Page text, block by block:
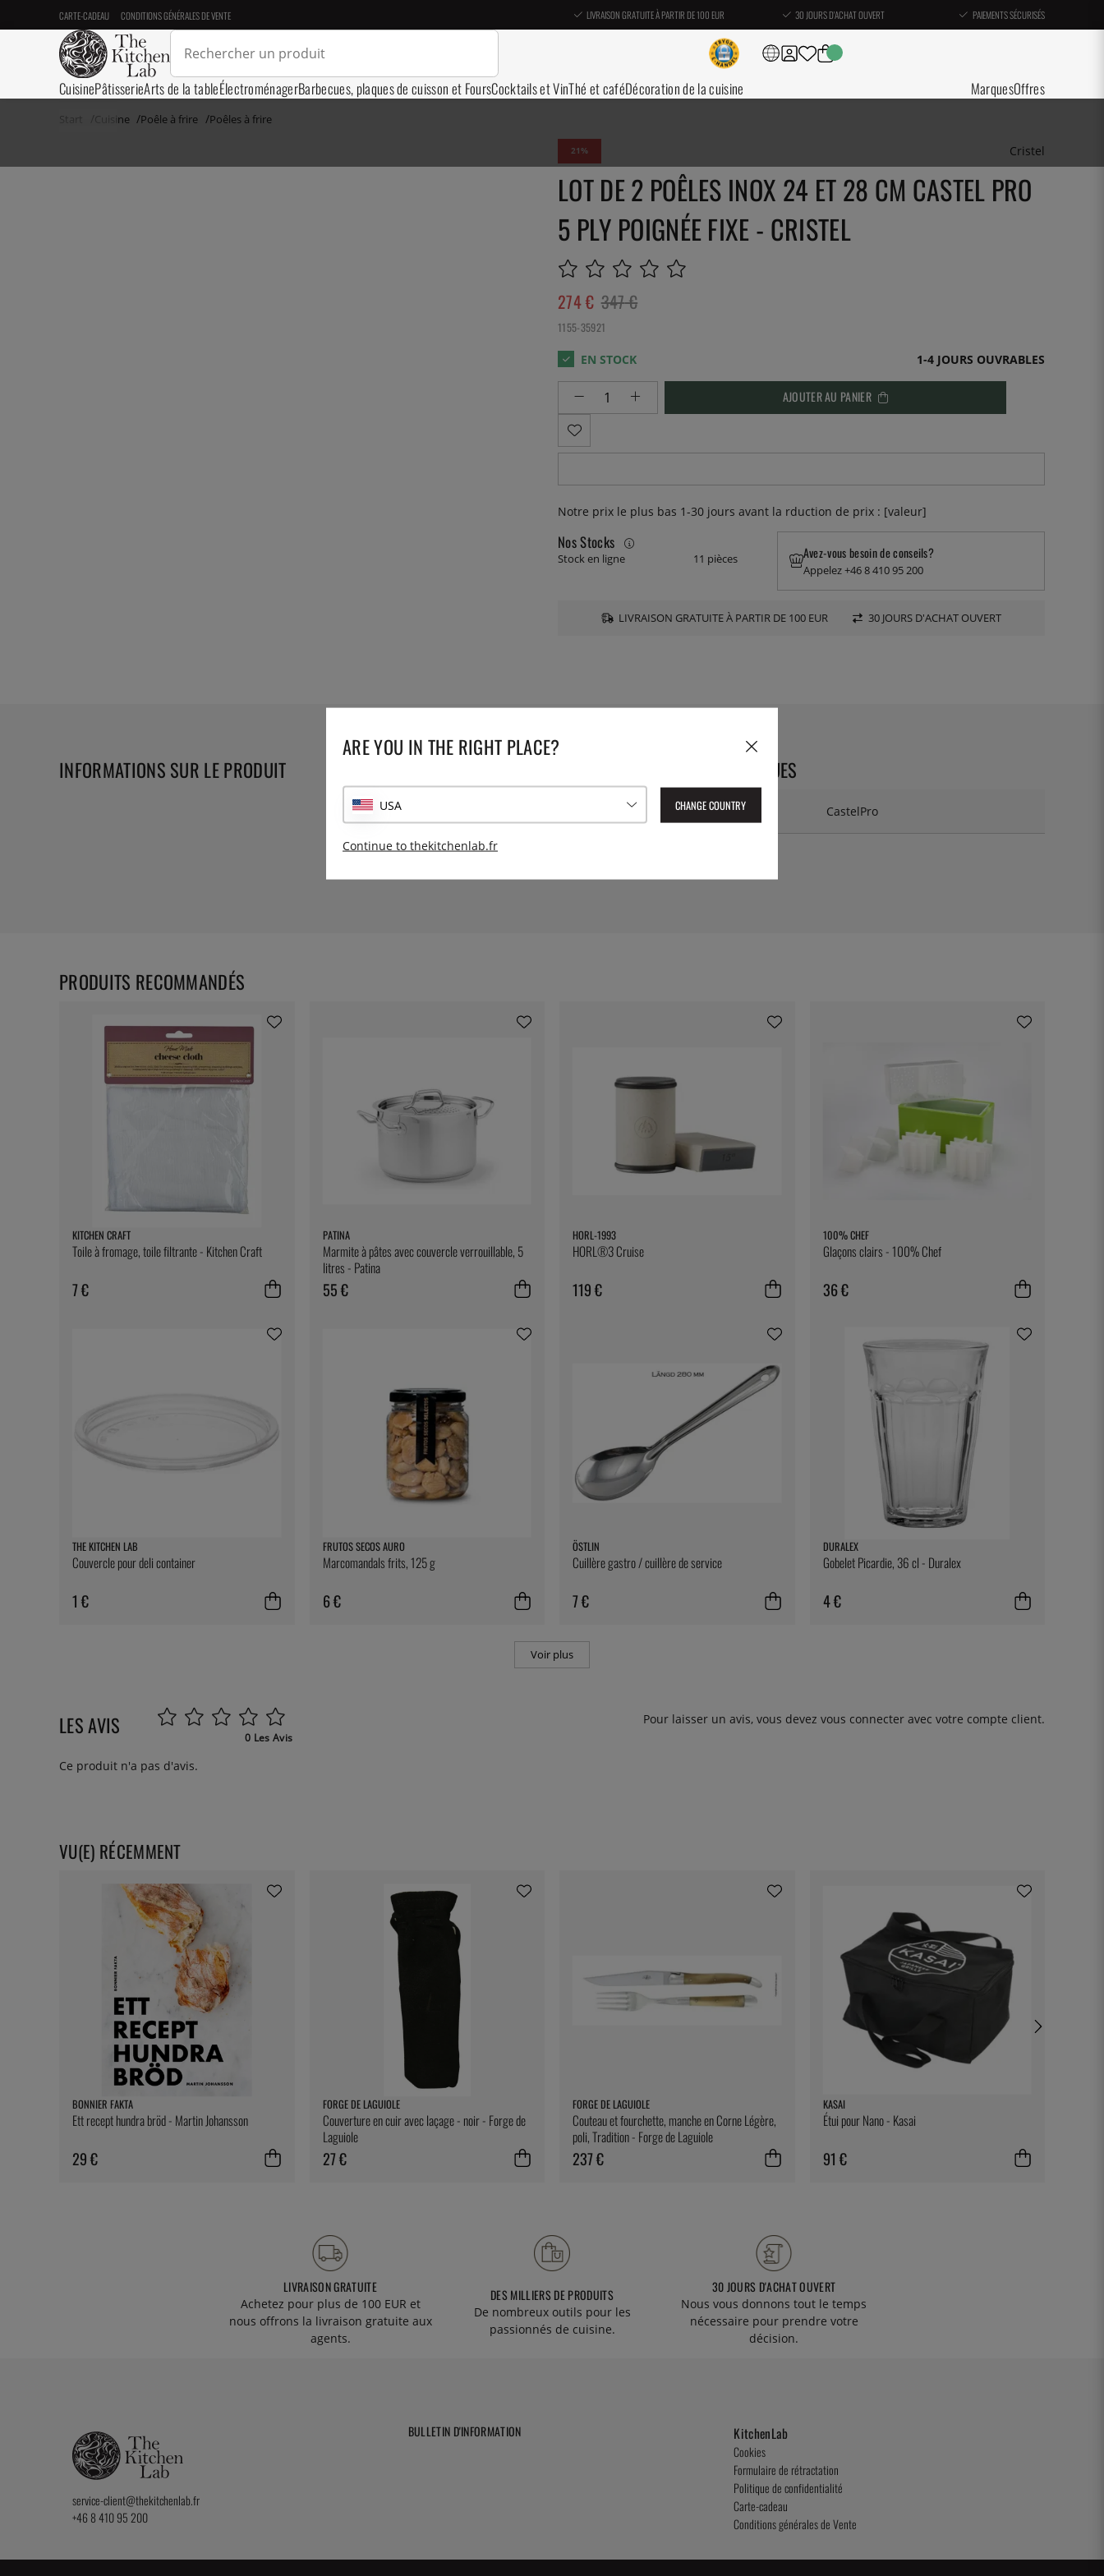
CARTE-CADEAU CONDITIONS GÉNÉRALES DE VENTE LIVRAISON GRATUITE À PARTIR DE 100 EUR 30 JOURS D'ACHAT OUVERT PAIEMENTS SÉCURISÉS
CuisinePâtisserieArts de la tableÉlectroménagerBarbecues, plaques de cuisson et FoursCocktails et VinThé et caféDécoration de la cuisine MarquesOffres
Start Cuisine Poêle à frire Poêles à frire
21 Cristel
LOT DE 2 POÊLES INOX 24 ET 28 CM CASTEL PRO
5 PLY POIGNÉE FIXE - CRISTEL
347€
274€
1155-35921
1-4 JOURS OUVRABLES
AJOUTER AU PANIER
Notre prix le plus bas 1-30 jours avant la rduction de prix : [valeur]
Nos Stocks
Stock en ligne 11 pièces Avez-vous besoin de conseils?
Appelez +46 8 410 95 200
LIVRAISON GRATUITE À PARTIR DE 100 EUR 30 JOURS D'ACHAT OUVERT
INFORMATIONS SUR LE PRODUIT CARACTÉRISTIQUES TECHNIQUES
Collection: CastelPro
KITCHEN CRAFT
Toile à fromage, toile filtrante - Kitchen Craft
7 €
PATINA
Marmite à pâtes avec couvercle verrouillable, 5
litres - Patina
55 €
HORL-1993
HORL®3 Cruise
119 €
100% CHEF
Glaçons clairs - 100% Chef
36 €
THE KITCHEN LAB
Couvercle pour deli container
1 €
FRUTOS SECOS AURO
Marcomandals frits, 125 g
6 €
ÖSTLIN
Cuillère gastro / cuillère de service
7 €
DURALEX
Gobelet Picardie, 36 cl - Duralex
4 €
Voir plus
PRODUITS RECOMMANDÉS
LES AVIS 0 Les Avis
Pour laisser un avis, vous devez vous connecter avec votre compte client.
Ce produit n'a pas d'avis.
VU(E) RÉCEMMENT
BONNIER FAKTA
Ett recept hundra bröd - Martin Johansson
29 €
FORGE DE LAGUIOLE
Couverture en cuir avec laçage - noir - Forge de
Laguiole
27 €
FORGE DE LAGUIOLE
Couteau et fourchette, manche en Corne Légère,
poli, Tradition - Forge de Laguiole
237 €
KASAI
Étui pour Nano - Kasai
91 €
LIVRAISON GRATUITE
Achetez pour plus de 100 EUR et
nous offrons la livraison gratuite aux
agents.
DES MILLIERS DE PRODUITS
De nombreux outils pour les
passionnés de cuisine.
30 JOURS D'ACHAT OUVERT
Nous vous donnons tout le temps
nécessaire pour prendre votre
décision.
service-client@thekitchenlab.fr
+46 8 410 95 200
BULLETIN D'INFORMATION KitchenLab
Cookies
Formulaire de rétractation
Politique de confidentialité
Carte-cadeau
Conditions générales de Vente
ARE YOU IN THE RIGHT PLACE?
USA CHANGE COUNTRY
Continue to thekitchenlab.fr